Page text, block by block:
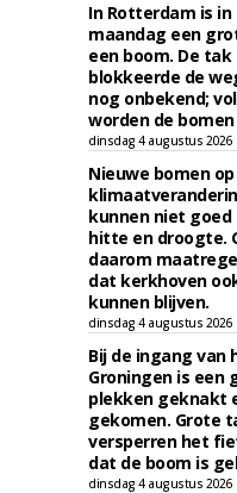
In Rotterdam is
maandag een
een boom. De
blokkeerde de
nog onbekend;
worden de
dinsdag 4 augustus 2026
Nieuwe bomen
kunnen niet
hitte en droogte.
daarom
dat kerkhoven
kunnen blijven.
dinsdag 4 augustus 2026
Bij de ingang van
Groningen is een
plekken geknakt
gekomen. Grote
versperren het
dat de boom is
dinsdag 4 augustus 2026